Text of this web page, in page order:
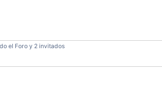
el Foro y 2 invitados